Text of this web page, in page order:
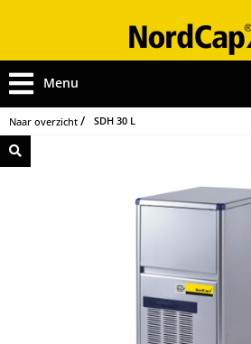
Menu
Naar overzicht SDH 30 L